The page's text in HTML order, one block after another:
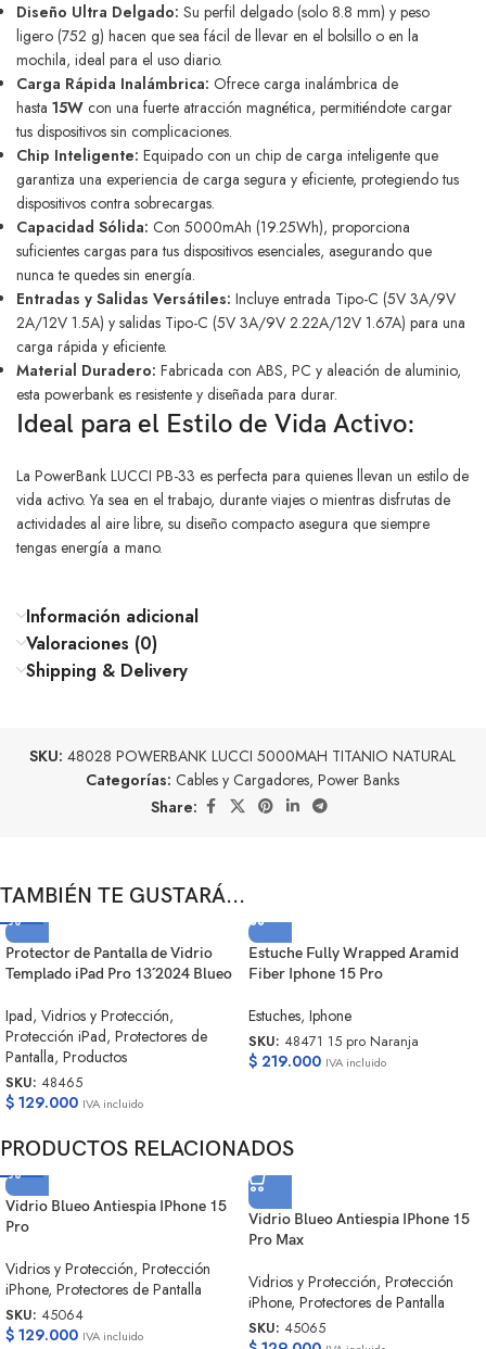
Diseño Ultra Delgado: Su perfil delgado (solo 8.8 mm) y peso
ligero (752 g) hacen que sea fácil de llevar en el bolsillo o en la
mochila, ideal para el uso diario.
Carga Rápida Inalámbrica: Ofrece carga inalámbrica de
hasta 15W con una fuerte atracción magnética, permitiéndote cargar
tus dispositivos sin complicaciones.
Chip Inteligente: Equipado con un chip de carga inteligente que
garantiza una experiencia de carga segura y eficiente, protegiendo tus
dispositivos contra sobrecargas.
Capacidad Sólida: Con 5000mAh (19.25Wh), proporciona
suficientes cargas para tus dispositivos esenciales, asegurando que
nunca te quedes sin energía.
Entradas y Salidas Versátiles: Incluye entrada Tipo-C (5V 3A/9V
2A/12V 1.5A) y salidas Tipo-C (5V 3A/9V 2.22A/12V 1.67A) para una
carga rápida y eficiente.
Material Duradero: Fabricada con ABS, PC y aleación de aluminio,
esta powerbank es resistente y diseñada para durar.
Ideal para el Estilo de Vida Activo:
La PowerBank LUCCI PB-33 es perfecta para quienes llevan un estilo de
vida activo. Ya sea en el trabajo, durante viajes o mientras disfrutas de
actividades al aire libre, su diseño compacto asegura que siempre
tengas energía a mano.
Información adicional
Valoraciones (0)
Shipping & Delivery
SKU:48028 POWERBANK LUCCI 5000MAH TITANIO NATURAL
Categorías: Cables y Cargadores, Power Banks
Share:
TAMBIÉN TE GUSTARÁ...
Protector de Pantalla de Vidrio
Templado iPad Pro 13´´ 2024 Blueo
Ipad, Vidrios y Protección,
Protección iPad, Protectores de
Pantalla, Productos
SKU: 48465
$ 129.000 IVA incluido
Estuche Fully Wrapped Aramid
Fiber Iphone 15 Pro
Estuches, Iphone
SKU: 48471 15 pro Naranja
$ 219.000 IVA incluido
PRODUCTOS RELACIONADOS
Vidrio Blueo Antiespia IPhone 15
Pro
Vidrios y Protección, Protección
iPhone, Protectores de Pantalla
SKU: 45064
$ 129.000 IVA incluido
Vidrio Blueo Antiespia IPhone 15
Pro Max
Vidrios y Protección, Protección
iPhone, Protectores de Pantalla
SKU: 45065